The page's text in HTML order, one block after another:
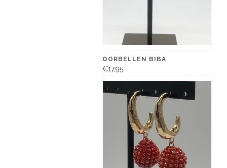
OORBELLEN BIBA
€17,95